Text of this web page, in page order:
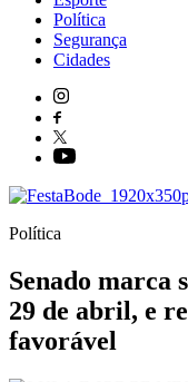
Política
Segurança
Cidades
Política
Senado marca
29 de abril, e
favorável